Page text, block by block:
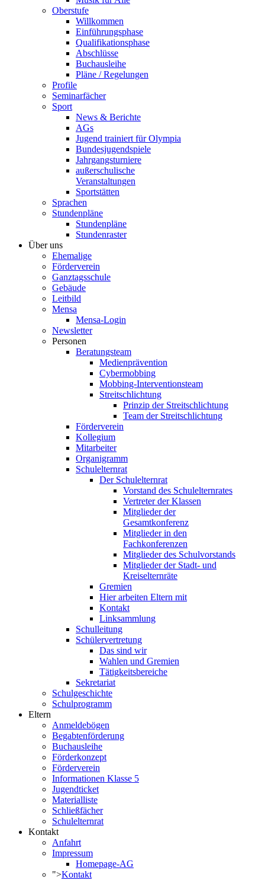
Oberstufe
Willkommen
Einführungsphase
Qualifikationsphase
Abschlüsse
Buchausleihe
Pläne / Regelungen
Profile
Seminarfächer
Sport
News & Berichte
AGs
Jugend trainiert für Olympia
Bundesjugendspiele
Jahrgangsturniere
außerschulische
Veranstaltungen
Sportstätten
Sprachen
Stundenpläne
Stundenpläne
Stundenraster
Über uns
Ehemalige
Förderverein
Ganztagsschule
Gebäude
Leitbild
Mensa
Mensa-Login
Newsletter
Personen
Beratungsteam
Medienprävention
Cybermobbing
Mobbing-Interventionsteam
Streitschlichtung
Prinzip der Streitschlichtung
Team der Streitschlichtung
Förderverein
Kollegium
Mitarbeiter
Organigramm
Schulelternrat
Der Schulelternrat
Vorstand des Schulelternrates
Vertreter der Klassen
Mitglieder der
Gesamtkonferenz
Mitglieder in den
Fachkonferenzen
Mitglieder des Schulvorstands
Mitglieder der Stadt- und
Kreiselternräte
Gremien
Hier arbeiten Eltern mit
Kontakt
Linksammlung
Schulleitung
Schülervertretung
Das sind wir
Wahlen und Gremien
Tätigkeitsbereiche
Sekretariat
Schulgeschichte
Schulprogramm
Eltern
Anmeldebögen
Begabtenförderung
Buchausleihe
Förderkonzept
Förderverein
Informationen Klasse 5
Jugendticket
Materialliste
Schließfächer
Schulelternrat
Kontakt
Anfahrt
Impressum
Homepage-AG
">Kontakt